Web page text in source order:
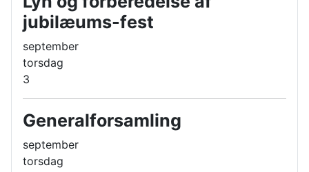
jubilæums-fest
september
torsdag
3
Generalforsamling
september
torsdag